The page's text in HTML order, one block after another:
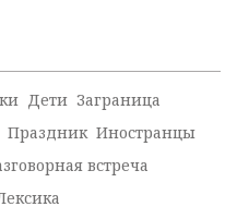
Дети Заграница
Праздник Иностранцы
встреча